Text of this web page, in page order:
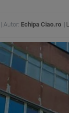
Autor: Echipa Ciao.ro